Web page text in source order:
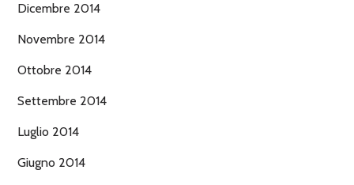
Dicembre 2014
Novembre 2014
Ottobre 2014
Settembre 2014
Luglio 2014
Giugno 2014